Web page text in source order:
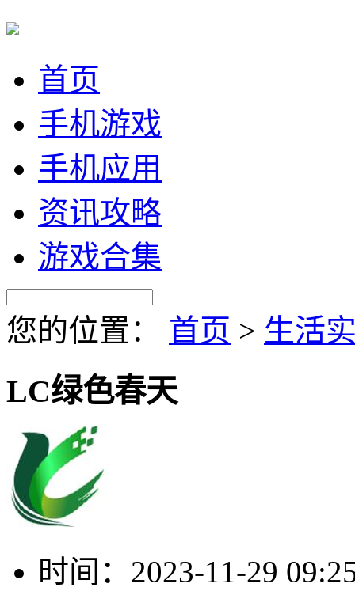
首页
手机游戏
手机应用
资讯攻略
游戏合集
您的位置： 首页 > 生活
LC绿色春天
时间： 2023-11-29